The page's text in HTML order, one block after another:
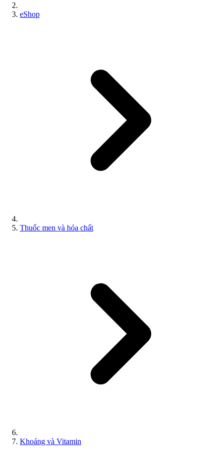
eShop
Thuốc men và hóa chất
Khoáng và Vitamin